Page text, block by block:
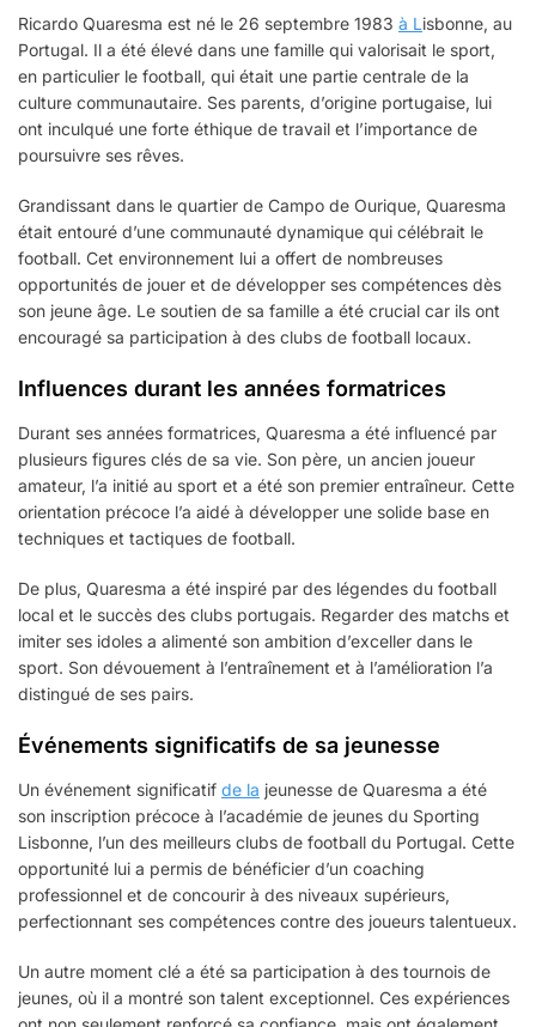
Ricardo Quaresma est né le 26 septembre 1983 à Lisbonne, au
Portugal. Il a été élevé dans une famille qui valorisait le sport,
en particulier le football, qui était une partie centrale de la
culture communautaire. Ses parents, d’origine portugaise, lui
ont inculqué une forte éthique de travail et l’importance de
poursuivre ses rêves.
Grandissant dans le quartier de Campo de Ourique, Quaresma
était entouré d’une communauté dynamique qui célébrait le
football. Cet environnement lui a offert de nombreuses
opportunités de jouer et de développer ses compétences dès
son jeune âge. Le soutien de sa famille a été crucial car ils ont
encouragé sa participation à des clubs de football locaux.
Influences durant les années formatrices
Durant ses années formatrices, Quaresma a été influencé par
plusieurs figures clés de sa vie. Son père, un ancien joueur
amateur, l’a initié au sport et a été son premier entraîneur. Cette
orientation précoce l’a aidé à développer une solide base en
techniques et tactiques de football.
De plus, Quaresma a été inspiré par des légendes du football
local et le succès des clubs portugais. Regarder des matchs et
imiter ses idoles a alimenté son ambition d’exceller dans le
sport. Son dévouement à l’entraînement et à l’amélioration l’a
distingué de ses pairs.
Événements significatifs de sa jeunesse
Un événement significatif de la jeunesse de Quaresma a été
son inscription précoce à l’académie de jeunes du Sporting
Lisbonne, l’un des meilleurs clubs de football du Portugal. Cette
opportunité lui a permis de bénéficier d’un coaching
professionnel et de concourir à des niveaux supérieurs,
perfectionnant ses compétences contre des joueurs talentueux.
Un autre moment clé a été sa participation à des tournois de
jeunes, où il a montré son talent exceptionnel. Ces expériences